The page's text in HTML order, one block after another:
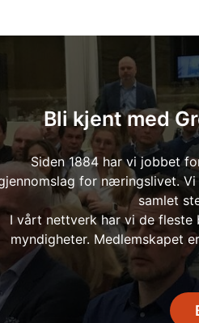
Bli kjent med
Siden 1884 har vi jobbet
for næringslivet.
samlet
I vårt nettverk har vi de fleste
myndigheter. Medlemskapet